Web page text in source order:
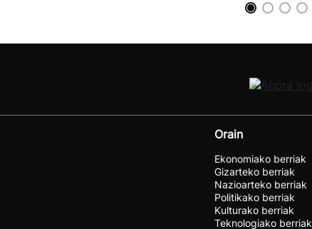
Orain
Ekonomiako berriak
Gizarteko berriak
Nazioarteko berriak
Politikako berriak
Kulturako berriak
Teknologiako berriak